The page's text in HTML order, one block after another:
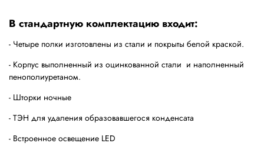
В стандартную комплектацию входит:
- Четыре полки изготовлены из стали и покрыты белой краской.
- Корпус выполненный из оцинкованной стали и наполненный
пенополиуретаном.
- Шторки ночные
- ТЭН для удаления образовавшегося конденсата
- Встроенное освещение LED